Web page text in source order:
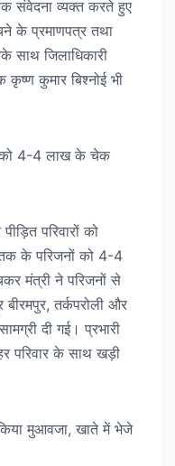
संवेदना व्यक्त करते हुए
के प्रमाणपत्र तथा
साथ जिलाधिकारी
कुमार बिश्नोई भी
को 4-4 लाख के चेक
परिवारों को
के परिजनों को 4-4
मंत्री ने परिजनों से
तर्कपरोली और
दी गई। प्रभारी
परिवार के साथ खड़ी
मुआवजा, खाते में भेजे